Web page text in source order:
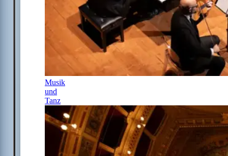
Musik
und
Tanz